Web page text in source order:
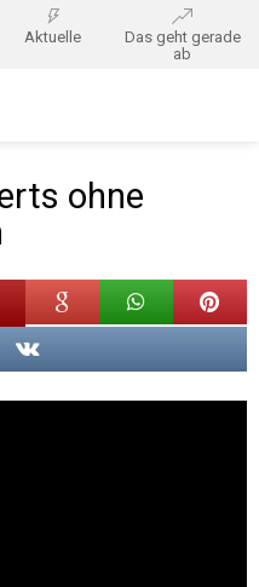
Aktuelle
Das geht gerade
ab
ohne